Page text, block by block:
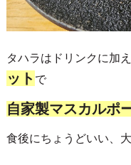
タハラはドリンクに加
ット で
自家製マスカルポ
食後にちょうどいい、